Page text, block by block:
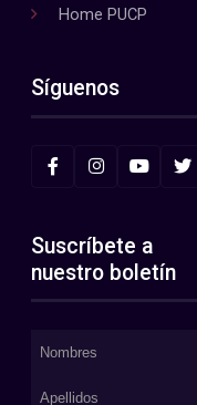
Home PUCP
Síguenos
Suscríbete a
nuestro boletín